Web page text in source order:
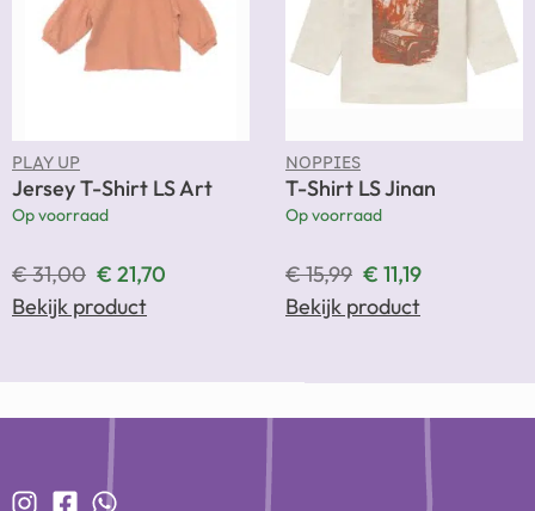
PLAY UP
Jersey T-Shirt LS Art
Op voorraad
€31,00 € 21,70
Bekijk product
NOPPIES
T-Shirt LS Jinan
Op voorraad
€15,99 € 11,19
Bekijk product